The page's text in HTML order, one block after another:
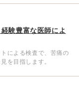
験豊富な医師によ
による検査で、苦痛の
を目指します。